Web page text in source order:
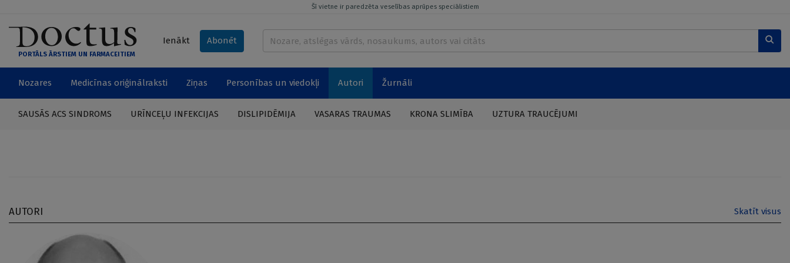
Šī vietne ir paredzēta veselības aprūpes speciālistiem
PORTĀLS ĀRSTIEM UN FARMACEITIEM
Ienākt Abonēt
Nozares Medicīnas oriģinālraksti Ziņas Personības un viedokļi Autori Žurnāli
SAUSĀS ACS SINDROMS URĪNCEĻU INFEKCIJAS DISLIPIDĒMIJA VASARAS TRAUMAS KRONA SLIMĪBA UZTURA TRAUCĒJUMI
AUTORI Skatīt visus